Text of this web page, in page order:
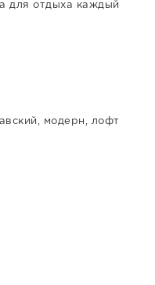
для отдыха каждый
модерн, лофт